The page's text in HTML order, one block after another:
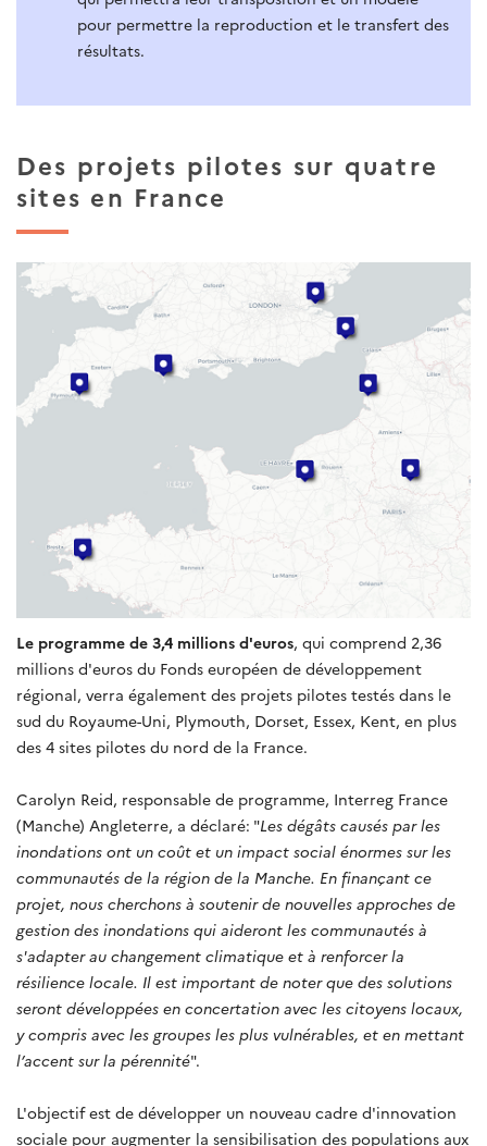
pour permettre la reproduction et le transfert des
résultats.
Des projets pilotes sur quatre
sites en France
Le programme de 3,4 millions d'euros, qui comprend 2,36
millions d'euros du Fonds européen de développement
régional, verra également des projets pilotes testés dans le
sud du Royaume-Uni, Plymouth, Dorset, Essex, Kent, en plus
des 4 sites pilotes du nord de la France.
Carolyn Reid, responsable de programme, Interreg France
(Manche) Angleterre, a déclaré: "Les dégâts causés par les
inondations ont un coût et un impact social énormes sur les
communautés de la région de la Manche. En finançant ce
projet, nous cherchons à soutenir de nouvelles approches de
gestion des inondations qui aideront les communautés à
s'adapter au changement climatique et à renforcer la
résilience locale. Il est important de noter que des solutions
seront développées en concertation avec les citoyens locaux,
y compris avec les groupes les plus vulnérables, et en mettant
l’accent sur la pérennité".
L'objectif est de développer un nouveau cadre d'innovation
sociale pour augmenter la sensibilisation des populations aux